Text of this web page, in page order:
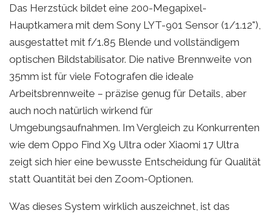
Das Herzstück bildet eine 200-Megapixel-
Hauptkamera mit dem Sony LYT-901 Sensor (1/1.12"),
ausgestattet mit f/1.85 Blende und vollständigem
optischen Bildstabilisator. Die native Brennweite von
35mm ist für viele Fotografen die ideale
Arbeitsbrennweite – präzise genug für Details, aber
auch noch natürlich wirkend für
Umgebungsaufnahmen. Im Vergleich zu Konkurrenten
wie dem Oppo Find X9 Ultra oder Xiaomi 17 Ultra
zeigt sich hier eine bewusste Entscheidung für Qualität
statt Quantität bei den Zoom-Optionen.
Was dieses System wirklich auszeichnet, ist das